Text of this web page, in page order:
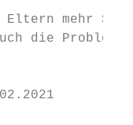
mehr
die